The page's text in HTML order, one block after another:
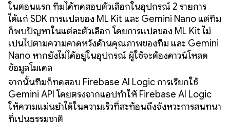
ในตอนแรก ทีมได้ทดสอบตัวเลือกในอุปกรณ์ 2 รายการ
ได้แก่ SDK การแปลของ ML Kit และ Gemini Nano แต่ทีม
ก็พบปัญหาในแต่ละตัวเลือก โดยการแปลของ ML Kit ไม่
เป็นไปตามความคาดหวังด้านคุณภาพของทีม และ Gemini
Nano หากยังไม่ได้อยู่ในอุปกรณ์ ผู้ใช้จะต้องดาวน์โหลด
ข้อมูลโมเดล
จากนั้นทีมก็ทดสอบ Firebase AI Logic การเรียกใช้
Gemini API โดยตรงจากแอปทำให้ Firebase AI Logic
ให้ความแม่นยำได้ในความเร็วที่สะท้อนถึงจังหวะการสนทนา
ที่เป็นธรรมชาติ